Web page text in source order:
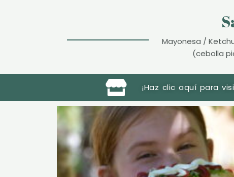
Mayonesa /
(cebolla
¡Haz clic aquí para